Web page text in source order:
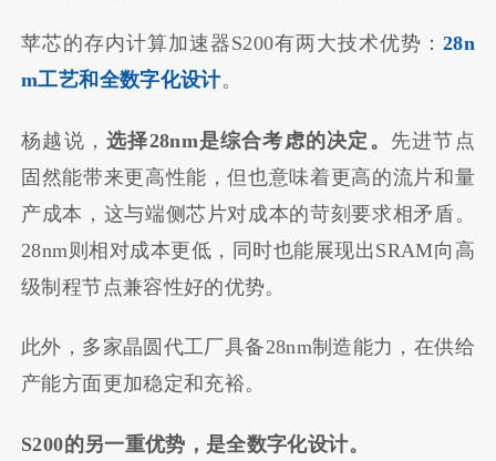
苹芯的存内计算加速器S200有两大技术优势： 28n
m工艺和全数字化设计。
杨越说，选择28nm是综合考虑的决定。 先进节点
固然能带来更高性能，但也意味着更高的流片和量
产成本，这与端侧芯片对成本的苛刻要求相矛盾。
28nm则相对成本更低，同时也能展现出SRAM向高
级制程节点兼容性好的优势。
此外，多家晶圆代工厂具备28nm制造能力，在供给
产能方面更加稳定和充裕。
S200的另一重优势，是全数字化设计。